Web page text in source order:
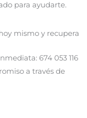
para ayudarte.
mismo y recupera
674 053 116
a través de